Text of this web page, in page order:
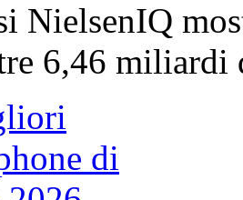
NielsenIQ
6,46